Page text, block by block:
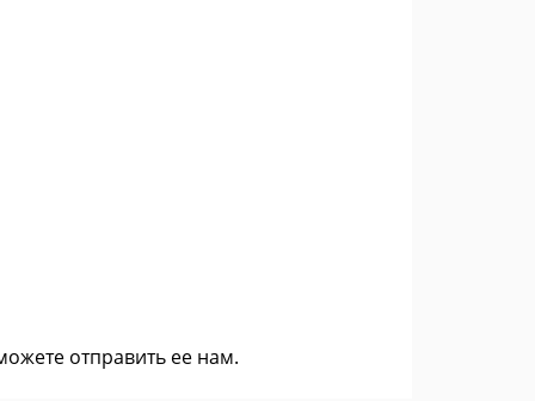
отправить ее нам.